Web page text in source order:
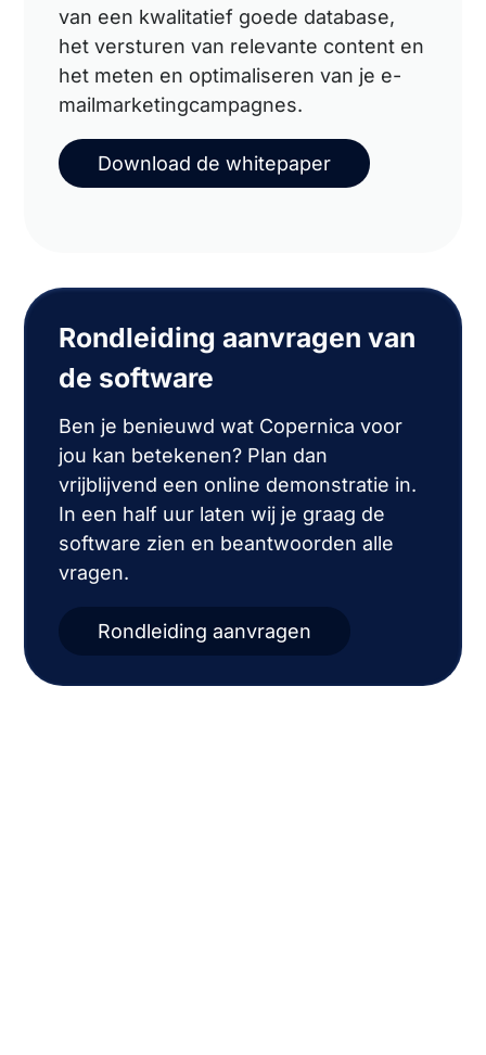
van een kwalitatief goede database,
het versturen van relevante content en
het meten en optimaliseren van je e-
mailmarketingcampagnes.
Download de whitepaper
Rondleiding aanvragen van
de software
Ben je benieuwd wat Copernica voor
jou kan betekenen? Plan dan
vrijblijvend een online demonstratie in.
In een half uur laten wij je graag de
software zien en beantwoorden alle
vragen.
Rondleiding aanvragen